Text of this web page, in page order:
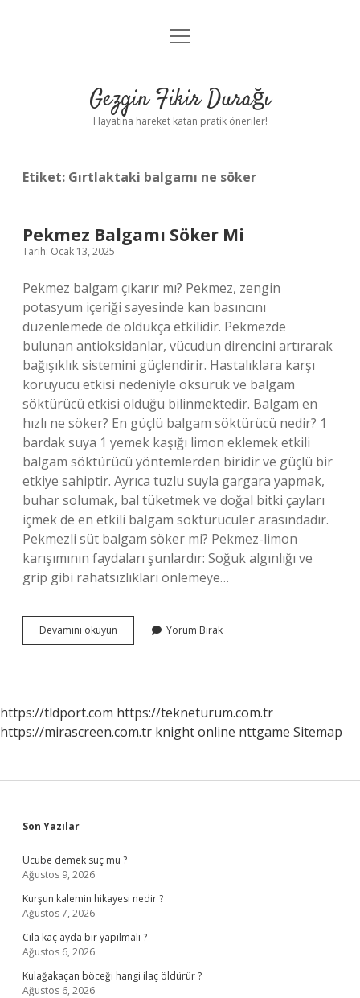
Anasayfa
Yasal Uyarı
menüyü
Gezgin Fikir Durağı
Hayatına hareket katan pratik öneriler!
Etiket: Gırtlaktaki balgamı ne söker
Pekmez Balgamı Söker Mi
Tarih: Ocak 13, 2025
Pekmez balgam çıkarır mı? Pekmez, zengin
potasyum içeriği sayesinde kan basıncını
düzenlemede de oldukça etkilidir. Pekmezde
bulunan antioksidanlar, vücudun direncini artırarak
bağışıklık sistemini güçlendirir. Hastalıklara karşı
koruyucu etkisi nedeniyle öksürük ve balgam
söktürücü etkisi olduğu bilinmektedir. Balgam en
hızlı ne söker? En güçlü balgam söktürücü nedir? 1
bardak suya 1 yemek kaşığı limon eklemek etkili
balgam söktürücü yöntemlerden biridir ve güçlü bir
etkiye sahiptir. Ayrıca tuzlu suyla gargara yapmak,
buhar solumak, bal tüketmek ve doğal bitki çayları
içmek de en etkili balgam söktürücüler arasındadır.
Pekmezli süt balgam söker mi? Pekmez-limon
karışımının faydaları şunlardır: Soğuk algınlığı ve
grip gibi rahatsızlıkları önlemeye…
Devamını okuyun
Balgamı
Yorum Bırak
https://tldport.com https://tekneturum.com.tr
https://mirascreen.com.tr knight online nttgame Sitemap
Sidebar
Son Yazılar
Ucube demek suç mu ?
Ağustos 9, 2026
Kurşun kalemin hikayesi nedir ?
Ağustos 7, 2026
Cila kaç ayda bir yapılmalı ?
Ağustos 6, 2026
Kulağakaçan böceği hangi ilaç öldürür ?
Ağustos 6, 2026